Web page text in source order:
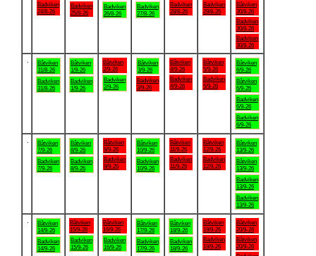
Badviken
24/8-26
Badviken
25/8-26
Badviken
26/8-26
Badviken
27/8-26
Badviken
28/8-26
Badviken
29/8-26
Båtviken
30/8-26
Badviken
30/8-26
Badviken
30/8-26
Båtviken
31/8-26
Badviken
31/8-26
Båtviken
1/9-26
Badviken
1/9-26
Båtviken
2/9-26
Badviken
2/9-26
Båtviken
3/9-26
Badviken
3/9-26
Båtviken
4/9-26
Badviken
4/9-26
Båtviken
5/9-26
Badviken
5/9-26
Båtviken
6/9-26
Båtviken
6/9-26
Badviken
6/9-26
Badviken
6/9-26
Båtviken
7/9-26
Badviken
7/9-26
Båtviken
8/9-26
Badviken
8/9-26
Båtviken
9/9-26
Badviken
9/9-26
Båtviken
10/9-26
Badviken
10/9-26
Båtviken
11/9-26
Badviken
11/9-26
Båtviken
12/9-26
Badviken
12/9-26
Båtviken
13/9-26
Båtviken
13/9-26
Badviken
13/9-26
Badviken
13/9-26
Båtviken
14/9-26
Badviken
14/9-26
Båtviken
15/9-26
Badviken
15/9-26
Båtviken
16/9-26
Badviken
16/9-26
Båtviken
17/9-26
Badviken
17/9-26
Båtviken
18/9-26
Badviken
18/9-26
Båtviken
19/9-26
Badviken
19/9-26
Båtviken
20/9-26
Båtviken
20/9-26